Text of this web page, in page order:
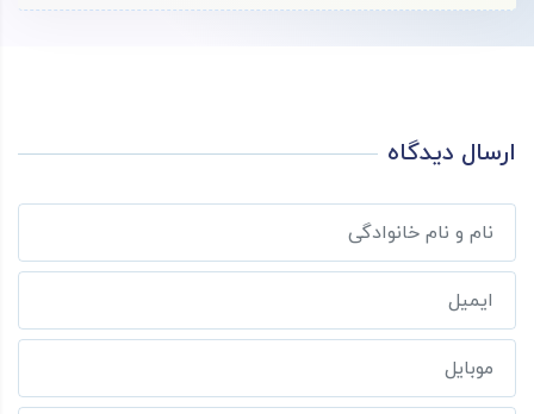
ارسال دیدگاه